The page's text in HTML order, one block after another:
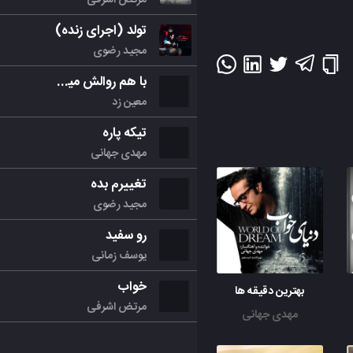
بهترین دقیقه ها
مهدی جهانی
تولد (اجرای زنده)
مجید رضوی
با هم روالش میکنیم
معین زد
تیکه پاره
مهدی جهانی
تغییرم بده
مجید رضوی
رو سفید
یوسف زمانی
خواب
مرتض اشرفی